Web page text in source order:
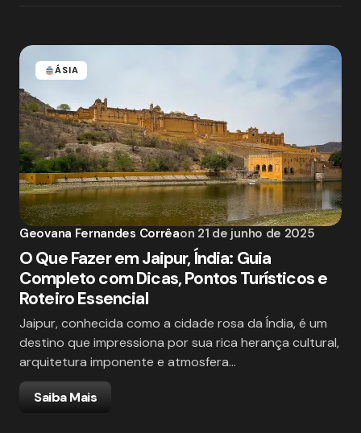
ÁSIA
Geovana Fernandes Corrêaon 21 de junho de 2025
O Que Fazer em Jaipur, Índia: Guia
Completo com Dicas, Pontos Turísticos e
Roteiro Essencial
Jaipur, conhecida como a cidade rosa da Índia, é um
destino que impressiona por sua rica herança cultural,
arquitetura imponente e atmosfera…
Saiba Mais